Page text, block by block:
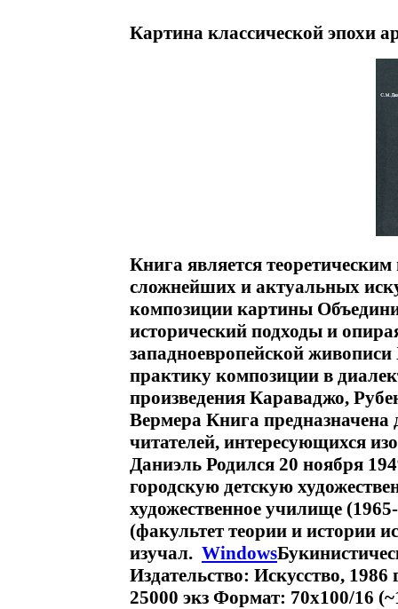
Картина классической эпохи
Книга является
сложнейших и актуальных
композиции картины
исторический подходы и
западноевропейской
практику композиции в
произведения Караваджо,
Вермера Книга
читателей, интересующихся
Даниэль Родился 20 ноября
городскую детскую
художественное училище
(факультет теории и истории
изучал. Windows
Издательство: Искусство,
25000 экз Формат: 70x100/16